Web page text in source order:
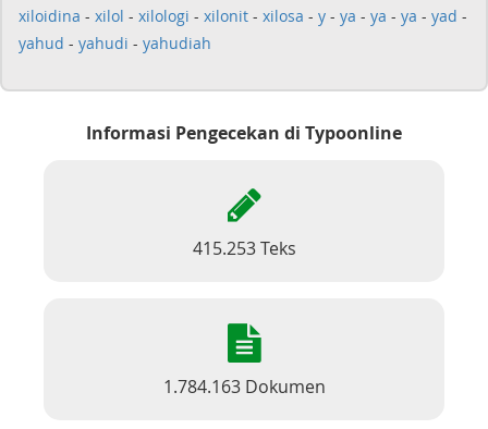
xiloidina - xilol - xilologi - xilonit - xilosa - y - ya - ya - ya - yad -
yahud - yahudi - yahudiah
Informasi Pengecekan di Typoonline
415.253 Teks
1.784.163 Dokumen